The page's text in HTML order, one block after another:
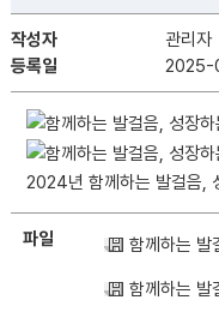
작성자
관리자
등록일
2025-
2024년 함께하는 발걸음,
파일 함께하는
함께하는 발